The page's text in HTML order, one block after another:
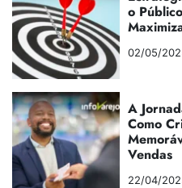
o
02/05/
A
Como
Vendas
22/04/